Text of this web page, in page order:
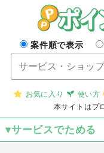
案件順で表示
お気に入り 使い方
本サイトはプ
▾サービスでためる